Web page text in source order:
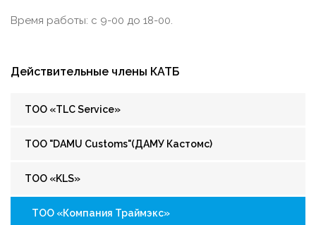
Время работы: с 9-00 до 18-00.
Действительные члены КАТБ
ТОО «TLC Service»
ТОО "DAMU Customs"(ДАМУ Кастомс)
ТОО «KLS»
ТОО «Компания Траймэкс»